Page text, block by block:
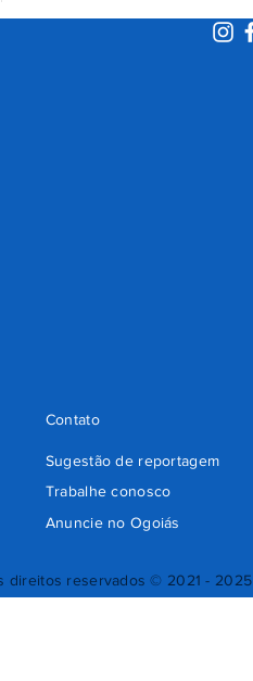
direitos reservados © 2021 - 2025
Sugestão de reportagem
Trabalhe conosco
Anuncie no Ogoiás
Contato